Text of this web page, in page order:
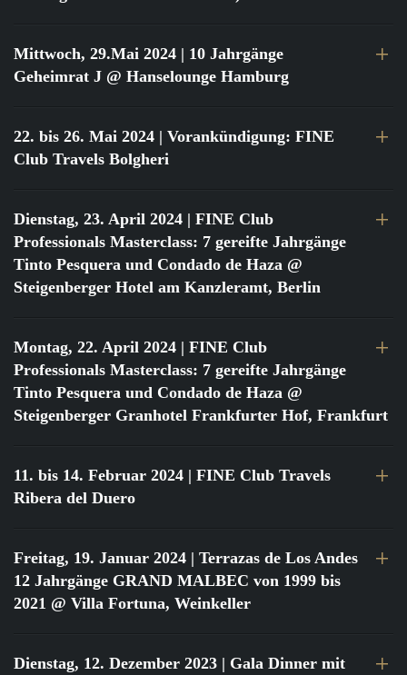
Mittwoch, 29.Mai 2024 | 10 Jahrgänge
Geheimrat J @ Hanselounge Hamburg
22. bis 26. Mai 2024 | Vorankündigung: FINE
Club Travels Bolgheri
Dienstag, 23. April 2024 | FINE Club
Professionals Masterclass: 7 gereifte Jahrgänge
Tinto Pesquera und Condado de Haza @
Steigenberger Hotel am Kanzleramt, Berlin
Montag, 22. April 2024 | FINE Club
Professionals Masterclass: 7 gereifte Jahrgänge
Tinto Pesquera und Condado de Haza @
Steigenberger Granhotel Frankfurter Hof, Frankfurt
11. bis 14. Februar 2024 | FINE Club Travels
Ribera del Duero
Freitag, 19. Januar 2024 | Terrazas de Los Andes
12 Jahrgänge GRAND MALBEC von 1999 bis
2021 @ Villa Fortuna, Weinkeller
Dienstag, 12. Dezember 2023 | Gala Dinner mit